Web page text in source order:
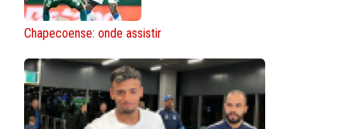
Chapecoense: onde assistir